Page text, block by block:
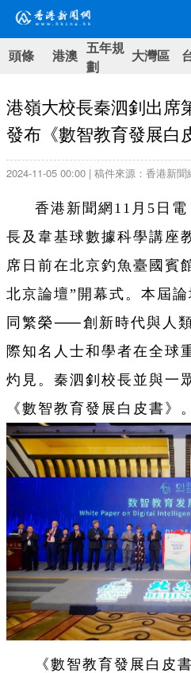
頭條 港澳 五年規
劃
大灣區
港嶺大校長秦泗釗出席
發布《數智教育發展白
2024-11-05 00:00 | 稿件來源：香港新聞
香港新聞網11月5日
長及韋基球數據科學講座
席日前在北京釣魚臺國賓
北京論壇”開幕式。本屆
同繁榮⸺創新時代與人類
際知名人士和學者在全球
灼見。秦泗釗校長並與一
《數智教育發展白皮書》。
《數智教育發展白皮